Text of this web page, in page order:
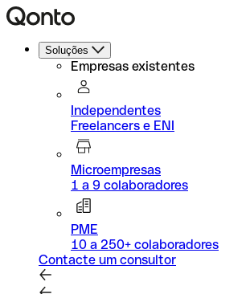
Soluções
Empresas existentes
Independentes
Freelancers e ENI
Microempresas
1 a 9 colaboradores
PME
10 a 250+ colaboradores
Contacte um consultor